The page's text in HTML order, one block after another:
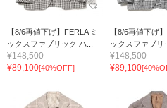
【8/6再値下げ】FERLA ミ
ックスファブリック ハ...
¥148,500
¥89,100[40%OFF]
【8/6再値下げ
ックスファブリ
¥148,500
¥89,100